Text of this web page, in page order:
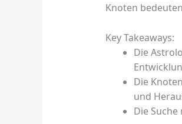
Knoten
Key Takeaways:
Die
Die
und
Die